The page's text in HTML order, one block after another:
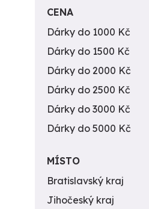
CENA
Dárky do 1000 Kč
Dárky do 1500 Kč
Dárky do 2000 Kč
Dárky do 2500 Kč
Dárky do 3000 Kč
Dárky do 5000 Kč
MÍSTO
Bratislavský kraj
Jihočeský kraj